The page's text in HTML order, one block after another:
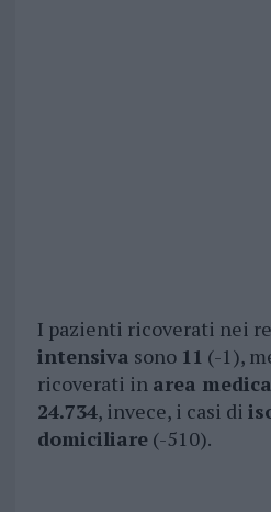
I pazienti ricoverati nei
intensiva sono 11 (-1),
ricoverati in area medica
24.734, invece, i casi di
domiciliare(-510).